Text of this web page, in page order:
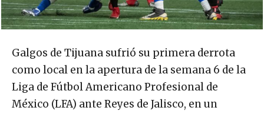
Galgos de Tijuana sufrió su primera derrota
como local en la apertura de la semana 6 de la
Liga de Fútbol Americano Profesional de
México (LFA) ante Reyes de Jalisco, en un